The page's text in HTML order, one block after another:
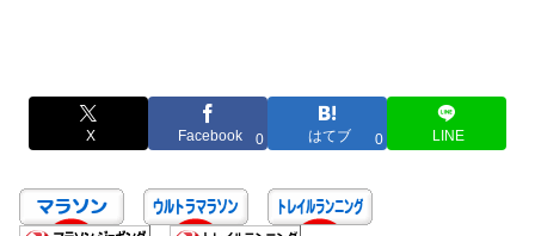
X Facebook 0 はてブ 0 LINE